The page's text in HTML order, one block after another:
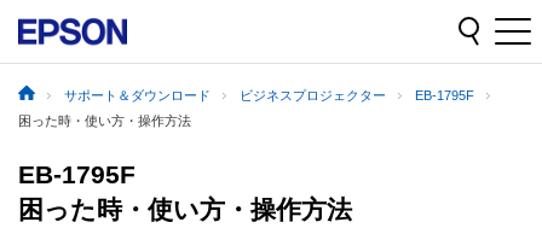
サポート＆ダウンロード ビジネスプロジェクター
EB-1795F
困った時・使い方・操作方法
EB-1795F
困った時・使い方・操作方法